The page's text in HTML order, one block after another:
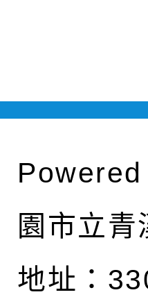
園市立青
地址：